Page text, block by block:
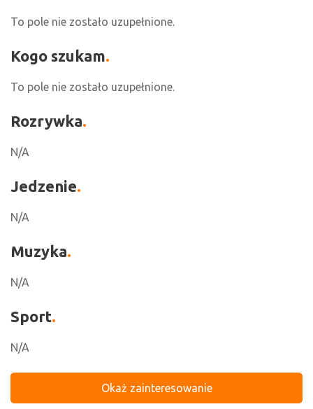
To pole nie zostało uzupełnione.
Kogo szukam
To pole nie zostało uzupełnione.
Rozrywka
N/A
Jedzenie
N/A
Muzyka
N/A
Sport
N/A
Okaż zainteresowanie